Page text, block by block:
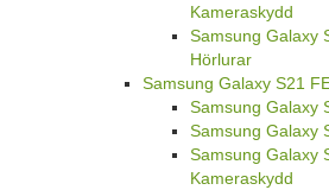
Kameraskydd
Samsung Galaxy
Hörlurar
Samsung Galaxy S21
Samsung Galaxy
Samsung Galaxy
Samsung Galaxy
Kameraskydd